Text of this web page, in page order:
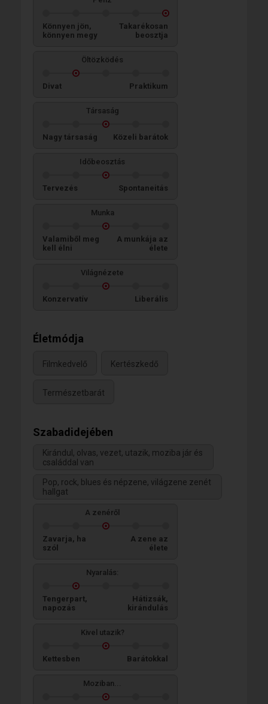
Könnyen jön,
könnyen megy
Takarékosan
beosztja
Öltözködés
Divat Praktikum
Társaság
Nagy társaság Közeli barátok
Időbeosztás
Tervezés Spontaneitás
Munka
Valamiből meg
kell élni
A munkája az
élete
Világnézete
Konzervatív Liberális
Életmódja
Filmkedvelő Kertészkedő
Természetbarát
Szabadidejében
Kirándul, olvas, vezet, utazik, moziba jár és
családdal van
Pop, rock, blues és népzene, világzene zenét
hallgat
A zenéről
Zavarja, ha
szól
A zene az
élete
Nyaralás:
Tengerpart,
napozás
Hátizsák,
kirándulás
Kivel utazik?
Kettesben Barátokkal
Moziban...